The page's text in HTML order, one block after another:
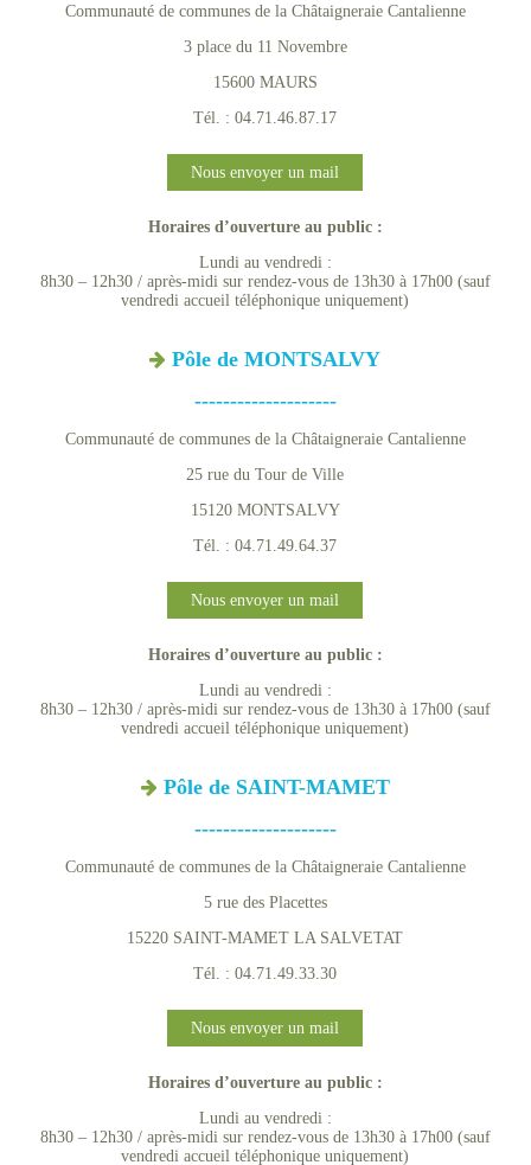
Communauté de communes de la Châtaigneraie Cantalienne
3 place du 11 Novembre
15600 MAURS
Tél. : 04.71.46.87.17
Nous envoyer un mail
Horaires d’ouverture au public :
Lundi au vendredi :
8h30 – 12h30 / après-midi sur rendez-vous de 13h30 à 17h00 (sauf
vendredi accueil téléphonique uniquement)
Pôle de MONTSALVY
--------------------
Communauté de communes de la Châtaigneraie Cantalienne
25 rue du Tour de Ville
15120 MONTSALVY
Tél. : 04.71.49.64.37
Nous envoyer un mail
Horaires d’ouverture au public :
Lundi au vendredi :
8h30 – 12h30 / après-midi sur rendez-vous de 13h30 à 17h00 (sauf
vendredi accueil téléphonique uniquement)
Pôle de SAINT-MAMET
--------------------
Communauté de communes de la Châtaigneraie Cantalienne
5 rue des Placettes
15220 SAINT-MAMET LA SALVETAT
Tél. : 04.71.49.33.30
Nous envoyer un mail
Horaires d’ouverture au public :
Lundi au vendredi :
8h30 – 12h30 / après-midi sur rendez-vous de 13h30 à 17h00 (sauf
vendredi accueil téléphonique uniquement)